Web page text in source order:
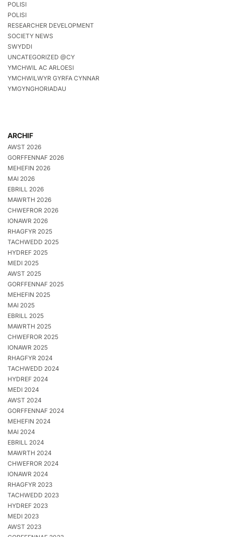
POLISI
POLISI
RESEARCHER DEVELOPMENT
SOCIETY NEWS
SWYDDI
UNCATEGORIZED @CY
YMCHWIL AC ARLOESI
YMCHWILWYR GYRFA CYNNAR
YMGYNGHORIADAU
ARCHIF
AWST 2026
GORFFENNAF 2026
MEHEFIN 2026
MAI 2026
EBRILL 2026
MAWRTH 2026
CHWEFROR 2026
IONAWR 2026
RHAGFYR 2025
TACHWEDD 2025
HYDREF 2025
MEDI 2025
AWST 2025
GORFFENNAF 2025
MEHEFIN 2025
MAI 2025
EBRILL 2025
MAWRTH 2025
CHWEFROR 2025
IONAWR 2025
RHAGFYR 2024
TACHWEDD 2024
HYDREF 2024
MEDI 2024
AWST 2024
GORFFENNAF 2024
MEHEFIN 2024
MAI 2024
EBRILL 2024
MAWRTH 2024
CHWEFROR 2024
IONAWR 2024
RHAGFYR 2023
TACHWEDD 2023
HYDREF 2023
MEDI 2023
AWST 2023